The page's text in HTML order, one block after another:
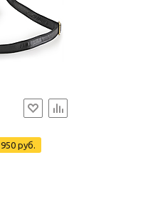
950 руб.